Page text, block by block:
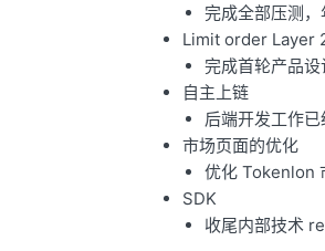
完成全部压测
Limit order Layer
完成首轮产品
自主上链
后端开发工作
市场页面的优化
优化 Tokenlon
SDK
收尾内部技术